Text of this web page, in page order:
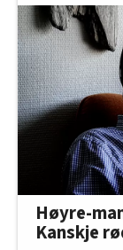
Høyre-
Kanskje